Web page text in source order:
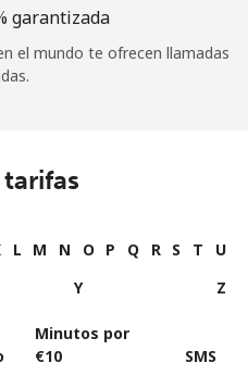
garantizada
el mundo te ofrecen llamadas
L M N O P Q R S T
U
Y Z
Minutos por
⁦€10⁩
SMS